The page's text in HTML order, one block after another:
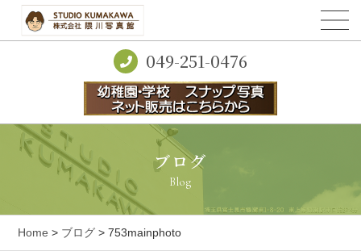
049-251-0476
ブログ
Blog
Home > ブログ > 753mainphoto